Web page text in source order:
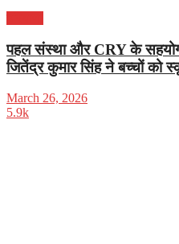
पहल संस्था और CRY के
जितेंद्र कुमार सिंह ने बच्चों को
March 26, 2026
5.9k